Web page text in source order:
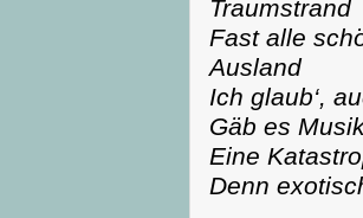
Traumstrand
Fast alle
Ausland
Ich glaub‘,
Gäb es
Eine
Denn